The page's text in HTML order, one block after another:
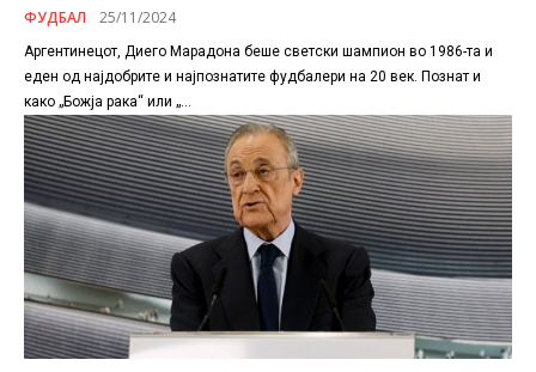
ФУДБАЛ 25/11/2024
Аргентинецот, Диего Марадона беше светски шампион во 1986-та и
еден од најдобрите и најпознатите фудбалери на 20 век. Познат и
како „Божја рака“ или „...